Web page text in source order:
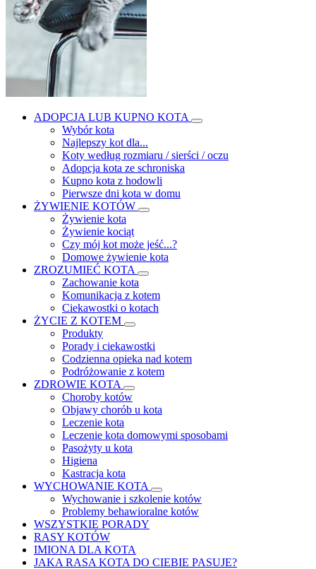
ADOPCJA LUB KUPNO KOTA
Wybór kota
Najlepszy kot dla...
Koty według rozmiaru / sierści / oczu
Adopcja kota ze schroniska
Kupno kota z hodowli
Pierwsze dni kota w domu
ŻYWIENIE KOTÓW
Żywienie kota
Żywienie kociąt
Czy mój kot może jeść...?
Domowe żywienie kota
ZROZUMIEĆ KOTA
Zachowanie kota
Komunikacja z kotem
Ciekawostki o kotach
ŻYCIE Z KOTEM
Produkty
Porady i ciekawostki
Codzienna opieka nad kotem
Podróżowanie z kotem
ZDROWIE KOTA
Choroby kotów
Objawy chorób u kota
Leczenie kota
Leczenie kota domowymi sposobami
Pasożyty u kota
Higiena
Kastracja kota
WYCHOWANIE KOTA
Wychowanie i szkolenie kotów
Problemy behawioralne kotów
WSZYSTKIE PORADY
RASY KOTÓW
IMIONA DLA KOTA
JAKA RASA KOTA DO CIEBIE PASUJE?